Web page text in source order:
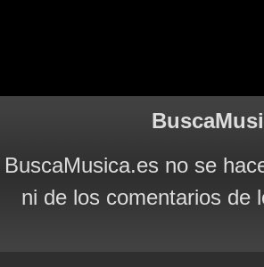
BuscaMusica.es no se
ni de los comentarios de